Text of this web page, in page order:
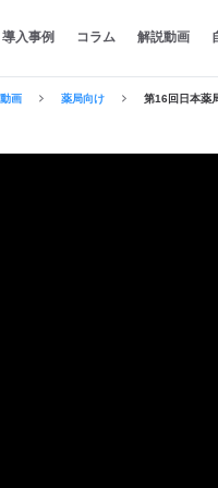
導入事例 コラム 解説動画
画 薬局向け 第16回日本薬